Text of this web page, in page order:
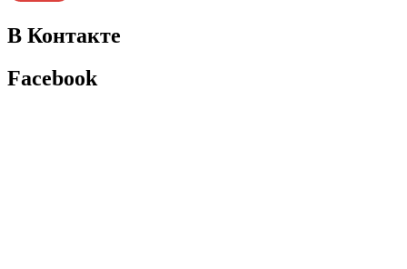
В Контакте
Facebook